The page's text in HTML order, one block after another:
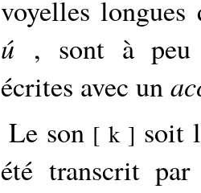
voyelles
ú , sont à peu
écrites avec un
Le son [ k ] soit
été transcrit